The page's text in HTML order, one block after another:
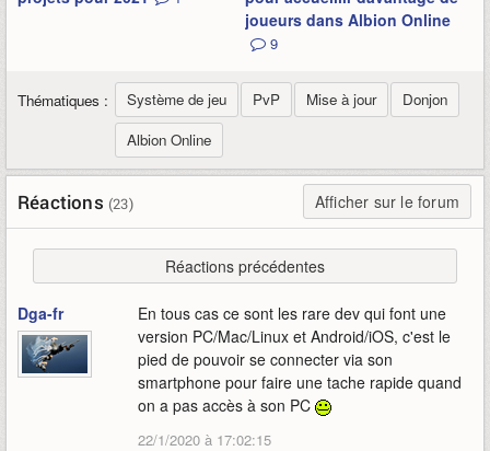
joueurs dans Albion Online
9
Thématiques : Système de jeu PvP Mise à jour
Donjon
Albion Online
Réactions (23) Afficher sur le forum
Réactions précédentes
Dga-fr
En tous cas ce sont les rare dev qui font une
version PC/Mac/Linux et Android/iOS, c'est le
pied de pouvoir se connecter via son
smartphone pour faire une tache rapide quand
on a pas accès à son PC
22/1/2020 à 17:02:15